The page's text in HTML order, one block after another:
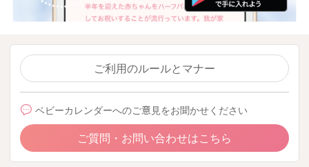
ご利用のルールとマナー
ベビーカレンダーへのご意見をお聞かせください
ご質問・お問い合わせはこちら